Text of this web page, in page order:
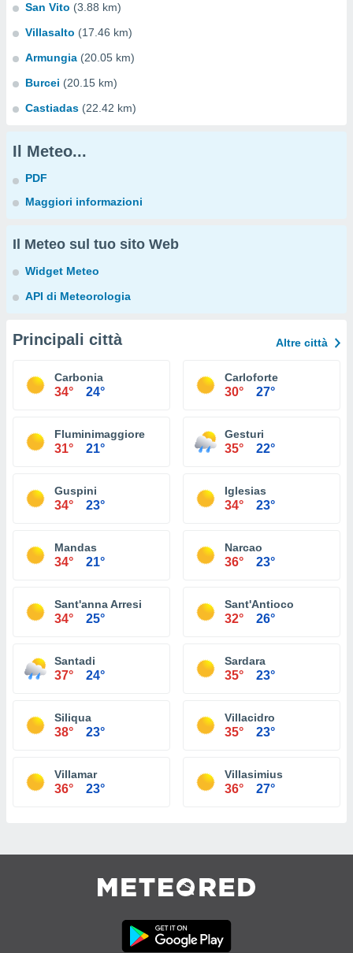
San Vito (3.88 km)
Villasalto (17.46 km)
Armungia (20.05 km)
Burcei (20.15 km)
Castiadas (22.42 km)
Il Meteo...
PDF
Maggiori informazioni
Il Meteo sul tuo sito Web
Widget Meteo
API di Meteorologia
Principali città Altre città
Carbonia
34° 24°
Carloforte
30° 27°
Fluminimaggiore
31° 21°
Gesturi
35° 22°
Guspini
34° 23°
Iglesias
34° 23°
Mandas
34° 21°
Narcao
36° 23°
Sant'anna Arresi
34° 25°
Sant'Antioco
32° 26°
Santadi
37° 24°
Sardara
35° 23°
Siliqua
38° 23°
Villacidro
35° 23°
Villamar
36° 23°
Villasimius
36° 27°